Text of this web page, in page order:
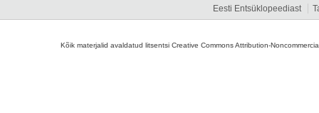
Eesti Entsüklopeediast
Kõik materjalid avaldatud litsentsi Creative Commons Attribution-